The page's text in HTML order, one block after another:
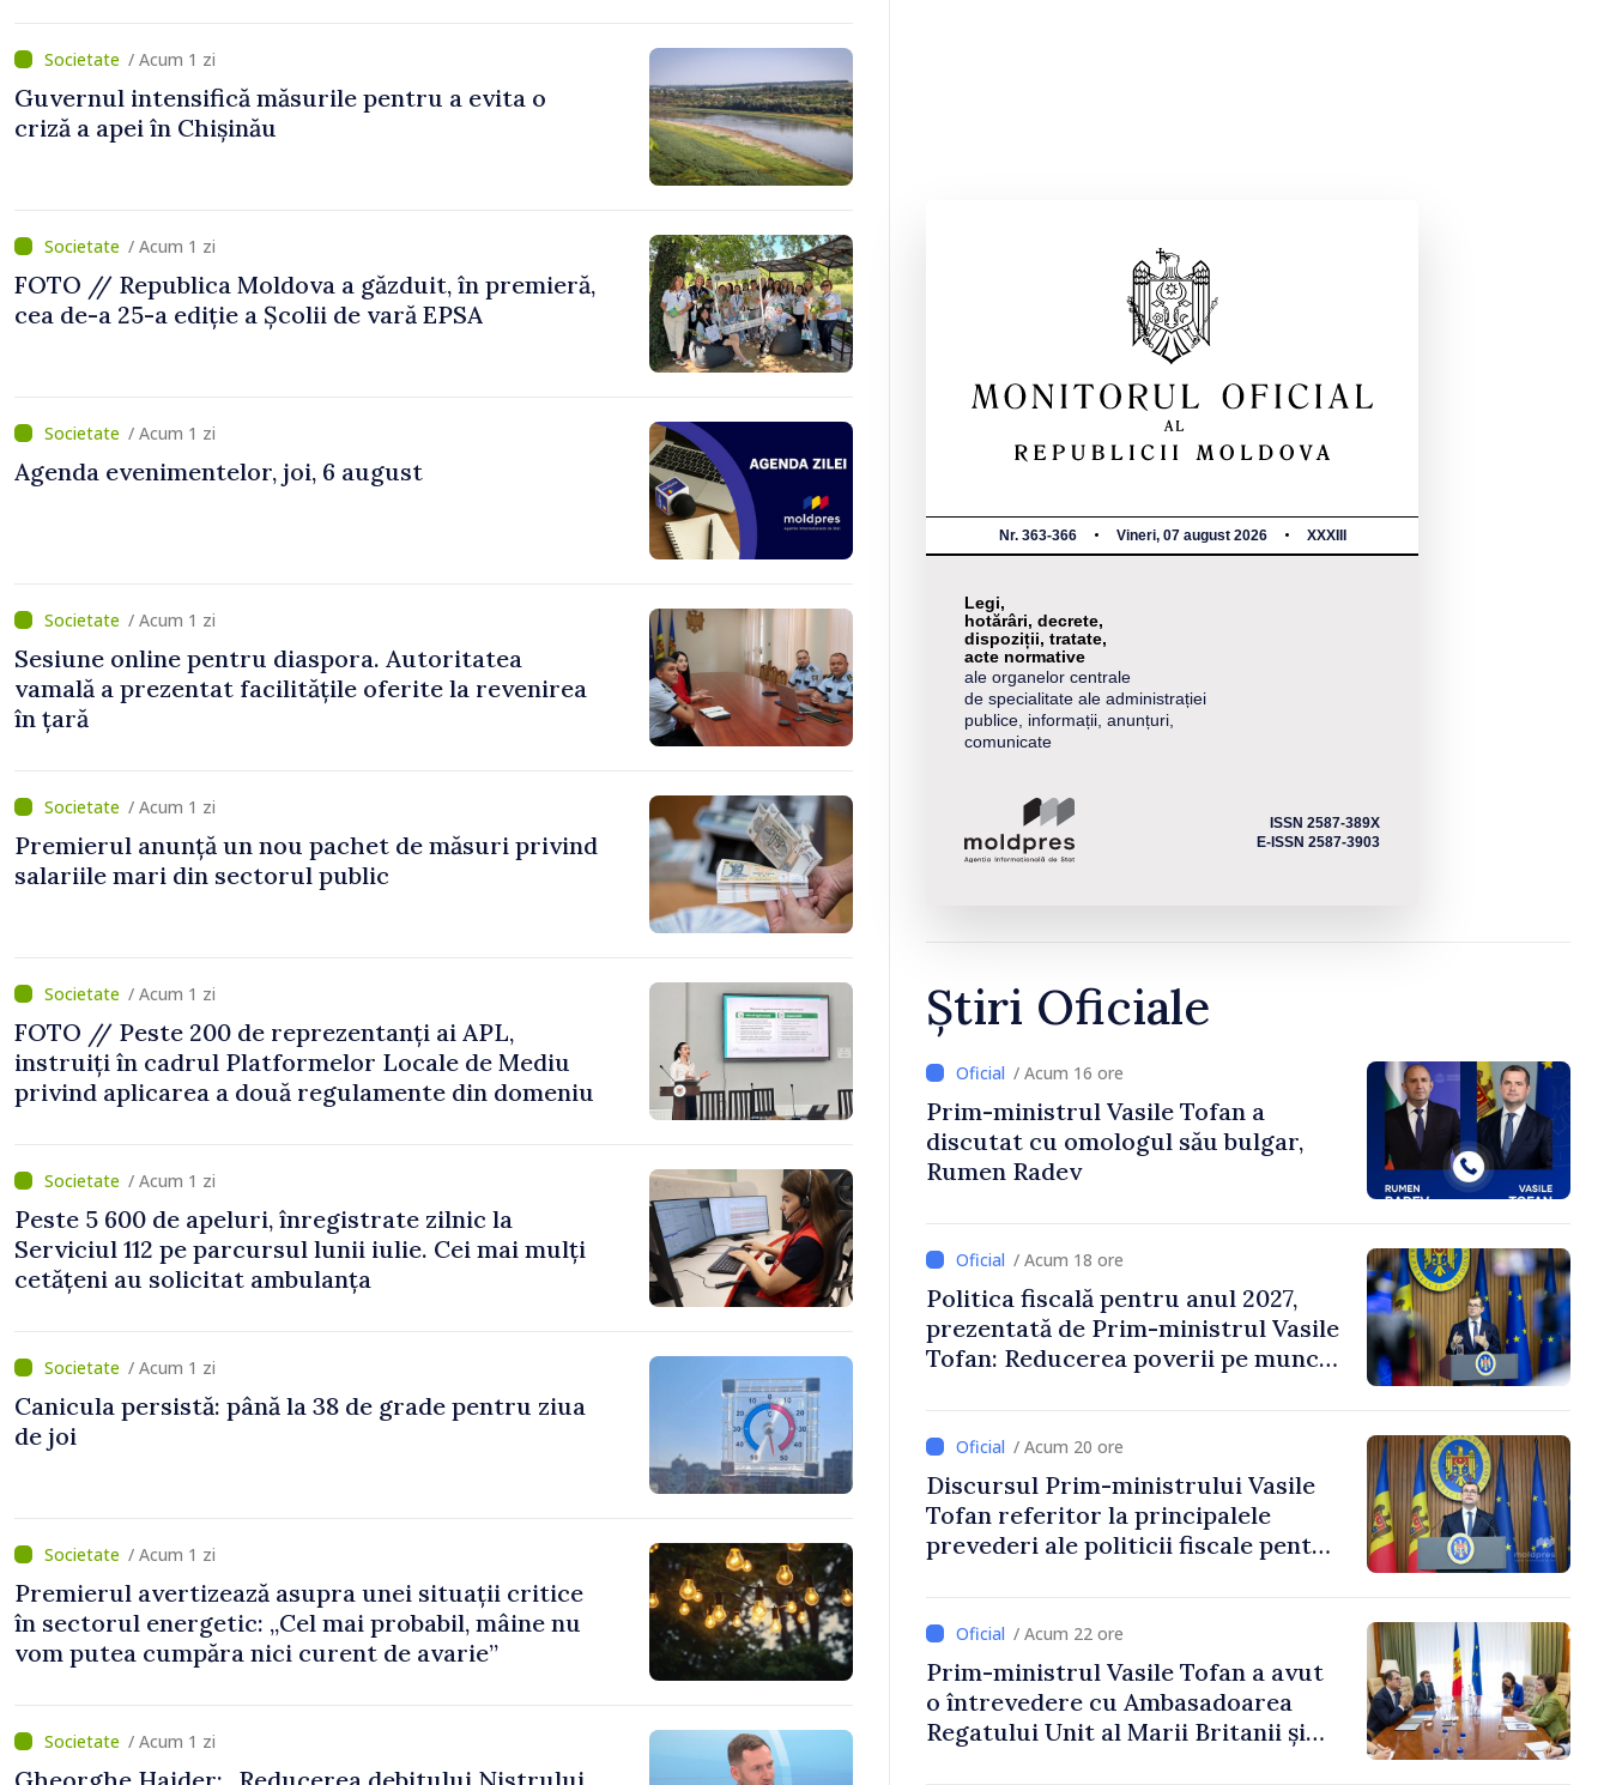
/ Acum 1 zi
Guvernul intensifică măsurile pentru a evita o
criză a apei în Chișinău
/ Acum 1 zi
FOTO // Republica Moldova a găzduit, în premieră,
cea de-a 25-a ediție a Școlii de vară EPSA
/ Acum 1 zi
Agenda evenimentelor, joi, 6 august
/ Acum 1 zi
Sesiune online pentru diaspora. Autoritatea
vamală a prezentat facilitățile oferite la revenirea
în țară
/ Acum 1 zi
Premierul anunță un nou pachet de măsuri privind
salariile mari din sectorul public
/ Acum 1 zi
FOTO // Peste 200 de reprezentanți ai APL,
instruiți în cadrul Platformelor Locale de Mediu
privind aplicarea a două regulamente din domeniu
/ Acum 1 zi
Peste 5 600 de apeluri, înregistrate zilnic la
Serviciul 112 pe parcursul lunii iulie. Cei mai mulți
cetățeni au solicitat ambulanța
/ Acum 1 zi
Canicula persistă: până la 38 de grade pentru ziua
de joi
/ Acum 1 zi
Premierul avertizează asupra unei situații critice
în sectorul energetic: „Cel mai probabil, mâine nu
vom putea cumpăra nici curent de avarie”
/ Acum 1 zi
Nr. 363-366 Vineri, 07 august 2026 XXXIII
Legi,
hotărâri, decrete,
dispoziții, tratate,
acte normative
ale organelor centrale
de specialitate ale administrației
publice, informații, anunțuri,
comunicate
ISSN 2587-389X
E-ISSN 2587-3903
Știri Oficiale
/ Acum 16 ore
Prim-ministrul Vasile Tofan a
discutat cu omologul său bulgar,
Rumen Radev
/ Acum 18 ore
Politica fiscală pentru anul 2027,
prezentată de Prim-ministrul Vasile
Tofan: Reducerea poverii pe muncă,
/ Acum 20 ore
Discursul Prim-ministrului Vasile
Tofan referitor la principalele
prevederi ale politicii fiscale pentru
/ Acum 22 ore
Prim-ministrul Vasile Tofan a avut
o întrevedere cu Ambasadoarea
Regatului Unit al Marii Britanii și